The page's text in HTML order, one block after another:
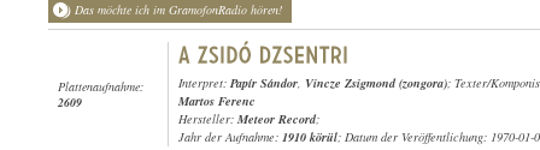
Das möchte ich im GramofonRadio hören!
Plattenaufnahme:
2609
Interpret: Papír Sándor, Vincze Zsigmond (zongora); Texter/
Martos Ferenc
Hersteller: Meteor Record;
Jahr der Aufnahme: 1910 körül; Datum der Veröffentlichung: 1970-01-